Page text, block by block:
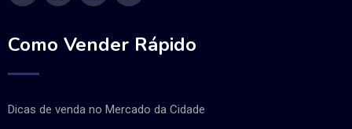
Como Vender Rápido
Dicas de venda no Mercado da Cidade